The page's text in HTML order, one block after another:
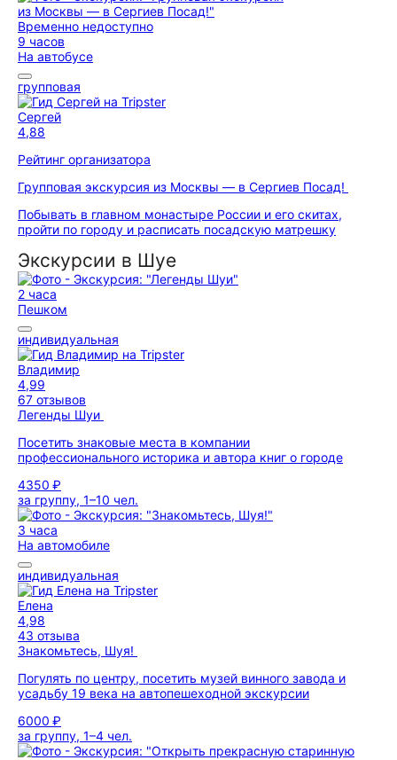
Временно недоступно
9 часов
На автобусе
групповая
Сергей
4,88
Рейтинг организатора
Групповая экскурсия из Москвы — в Сергиев Посад!
Побывать в главном монастыре России и его скитах,
пройти по городу и расписать посадскую матрешку
Экскурсии в Шуе
2 часа
Пешком
индивидуальная
Владимир
4,99
67 отзывов
Легенды Шуи
Посетить знаковые места в компании
профессионального историка и автора книг о городе
4350 ₽
за группу, 1–10 чел.
3 часа
На автомобиле
индивидуальная
Елена
4,98
43 отзыва
Знакомьтесь, Шуя!
Погулять по центру, посетить музей винного завода и
усадьбу 19 века на автопешеходной экскурсии
6000 ₽
за группу, 1–4 чел.